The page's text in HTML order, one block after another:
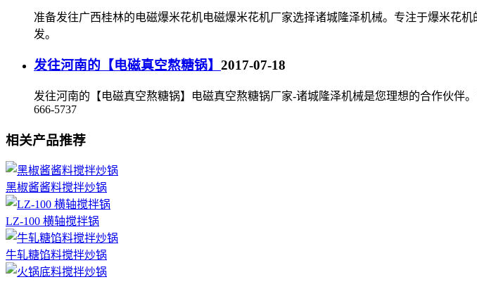
准备发往广西桂林的电磁爆米花机电磁爆米花机厂家选择诸城隆泽机械。专注于爆米花
发。
发往河南的【电磁真空熬糖锅】 2017-07-18
发往河南的【电磁真空熬糖锅】电磁真空熬糖锅厂家-诸城隆泽机械是您理想的合作伙伴
666-5737
相关产品推荐
黑椒酱酱料搅拌炒锅
LZ-100 横轴搅拌锅
牛轧糖馅料搅拌炒锅